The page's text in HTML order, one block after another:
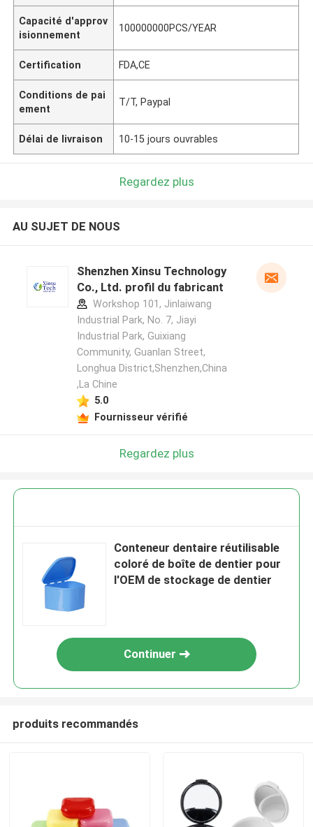
Capacité d'approv
isionnement
100000000PCS/YEAR
Certification FDA,CE
Conditions de pai
ement
T/T, Paypal
Délai de livraison 10-15 jours ouvrables
Regardez plus
AU SUJET DE NOUS
Shenzhen Xinsu Technology
Co., Ltd. profil du fabricant
Workshop 101, Jinlaiwang
Industrial Park, No. 7, Jiayi
Industrial Park, Guixiang
Community, Guanlan Street,
Longhua District,Shenzhen,China
,La Chine
5.0
Fournisseur vérifié
Regardez plus
Conteneur dentaire réutilisable
coloré de boîte de dentier pour
l'OEM de stockage de dentier
Continuer
produits recommandés